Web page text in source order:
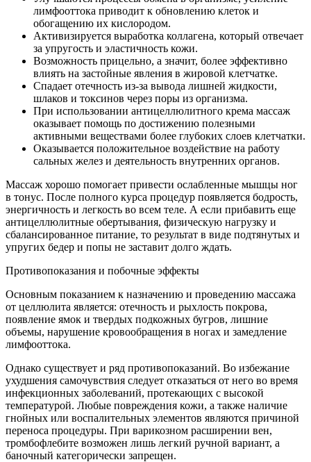
лимфооттока приводит к обновлению клеток и
обогащению их кислородом.
Активизируется выработка коллагена, который отвечает
за упругость и эластичность кожи.
Возможность прицельно, а значит, более эффективно
влиять на застойные явления в жировой клетчатке.
Спадает отечность из-за вывода лишней жидкости,
шлаков и токсинов через поры из организма.
При использовании антицеллюлитного крема массаж
оказывает помощь по достижению полезными
активными веществами более глубоких слоев клетчатки.
Оказывается положительное воздействие на работу
сальных желез и деятельность внутренних органов.
Массаж хорошо помогает привести ослабленные мышцы ног
в тонус. После полного курса процедур появляется бодрость,
энергичность и легкость во всем теле. А если прибавить еще
антицеллюлитные обертывания, физическую нагрузку и
сбалансированное питание, то результат в виде подтянутых и
упругих бедер и попы не заставит долго ждать.
Противопоказания и побочные эффекты
Основным показанием к назначению и проведению массажа
от целлюлита является: отечность и рыхлость покрова,
появление ямок и твердых подкожных бугров, лишние
объемы, нарушение кровообращения в ногах и замедление
лимфооттока.
Однако существует и ряд противопоказаний. Во избежание
ухудшения самочувствия следует отказаться от него во время
инфекционных заболеваний, протекающих с высокой
температурой. Любые повреждения кожи, а также наличие
гнойных или воспалительных элементов являются причиной
переноса процедуры. При варикозном расширении вен,
тромбофлебите возможен лишь легкий ручной вариант, а
баночный категорически запрещен.